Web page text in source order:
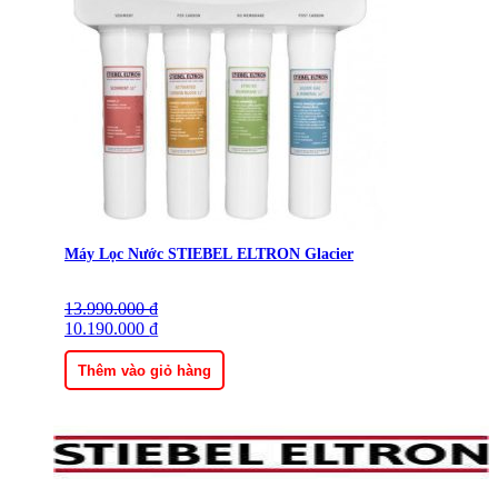
Máy Lọc Nước STIEBEL ELTRON Glacier
13.990.000₫
Giá
gốc
là:
13.990.000 ₫.
10.190.000 ₫
Giá
hiện
tại
là:
10.190.000 ₫.
Thêm vào giỏ hàng